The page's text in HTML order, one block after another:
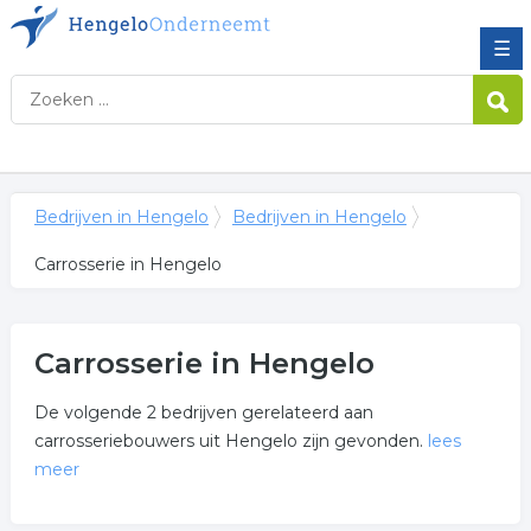
☰
Bedrijven in Hengelo Bedrijven in Hengelo
Carrosserie in Hengelo
Carrosserie in Hengelo
De volgende 2 bedrijven gerelateerd aan
carrosseriebouwers uit Hengelo zijn gevonden. lees
meer